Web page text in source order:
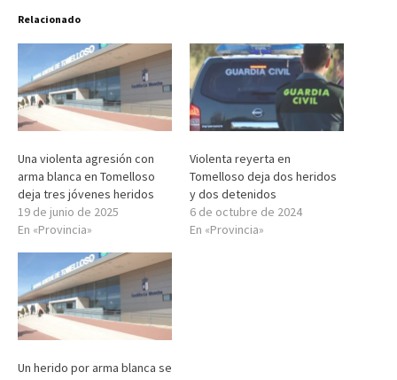
Relacionado
Una violenta agresión con
arma blanca en Tomelloso
deja tres jóvenes heridos
19 de junio de 2025
En «Provincia»
Violenta reyerta en
Tomelloso deja dos heridos
y dos detenidos
6 de octubre de 2024
En «Provincia»
Un herido por arma blanca se